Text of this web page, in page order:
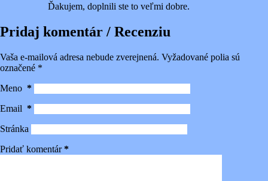
Ďakujem, doplnili ste to veľmi dobre.
Pridaj komentár / Recenziu
Vaša e-mailová adresa nebude zverejnená. Vyžadované polia sú
označené *
Meno *
Email *
Stránka
Pridať komentár*